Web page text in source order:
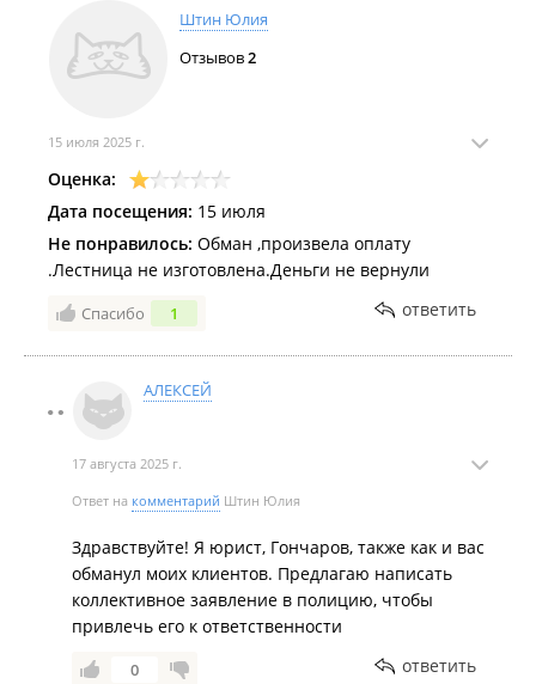
Штин Юлия
Отзывов2
15 июля 2025 г.
Оценка:
Дата посещения: 15 июля
Не понравилось: Обман ,произвела оплату
.Лестница не изготовлена.Деньги не вернули
Спасибо 1 ответить
АЛЕКСЕЙ
17 августа 2025 г.
Ответ на комментарий Штин Юлия
Здравствуйте! Я юрист, Гончаров, также как и вас
обманул моих клиентов. Предлагаю написать
коллективное заявление в полицию, чтобы
привлечь его к ответственности
0 ответить